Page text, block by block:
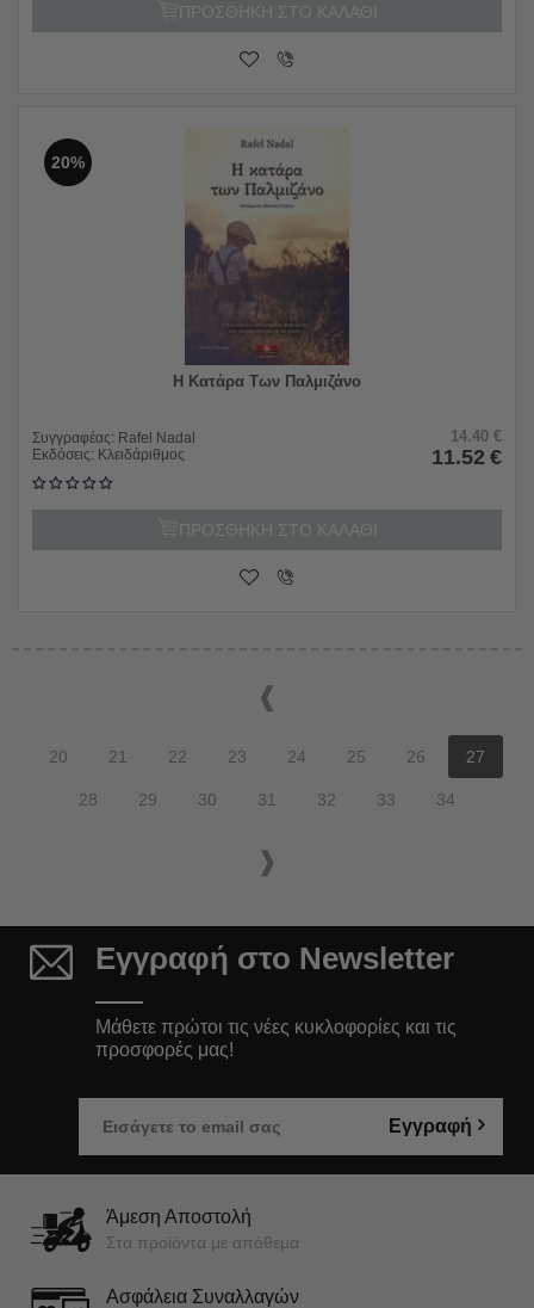
ΠΡΟΣΘΗΚΗ ΣΤΟ ΚΑΛΑΘΙ
20%
Η Κατάρα Των Παλμιζάνο
Συγγραφέας: Rafel Nadal
Εκδόσεις: Κλειδάριθμος
14.40 €
11.52 €
ΠΡΟΣΘΗΚΗ ΣΤΟ ΚΑΛΑΘΙ
20 21 22 23 24 25 26 27
28 29 30 31 32 33 34
Εγγραφή στο Newsletter
Μάθετε πρώτοι τις νέες κυκλοφορίες και τις
προσφορές μας!
Εγγραφή
Άμεση Αποστολή
Στα προϊόντα με απόθεμα
Ασφάλεια Συναλλαγών